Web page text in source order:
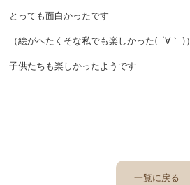
とっても面白かったです
（絵がへたくそな私でも楽しかった( ´∀｀ )）
子供たちも楽しかったようです
一覧に戻る